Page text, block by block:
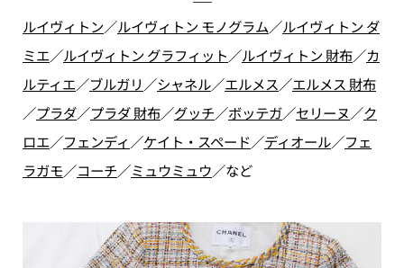
ルイヴィトン／ルイヴィトン モノグラム／ルイヴィトン ダ
ミエ／ルイヴィトン グラフィット／ルイヴィトン 財布／カ
ルティエ／ブルガリ ／シャネル／エルメス／エルメス 財布
／プラダ／プラダ 財布／グッチ／ボッテガ／セリーヌ／ク
ロエ／フェンディ ／ケイト・スペード／ディオール／フェ
ラガモ／コーチ／ミュウミュウ／など